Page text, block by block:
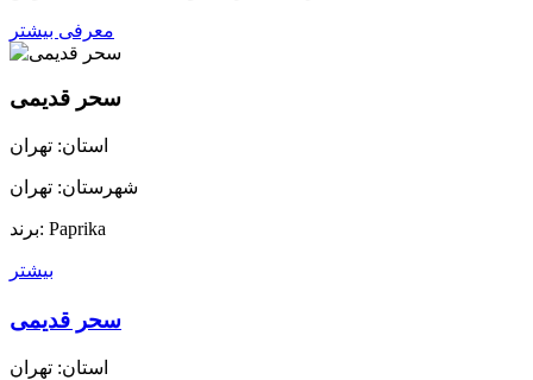
معرفی بیشتر
سحر قدیمی
استان: تهران
شهرستان: تهران
برند: Paprika
بیشتر
سحر قدیمی
استان: تهران